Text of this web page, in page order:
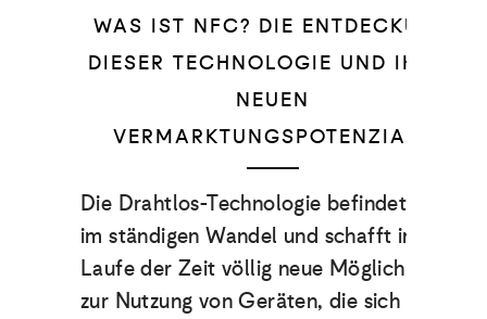
WAS IST NFC? DIE ENTDECKUNG
DIESER TECHNOLOGIE UND IHRES
NEUEN
VERMARKTUNGSPOTENZIALS
Die Drahtlos-Technologie befindet sich
im ständigen Wandel und schafft im
Laufe der Zeit völlig neue Möglichkeiten
zur Nutzung von Geräten, die sich rasch